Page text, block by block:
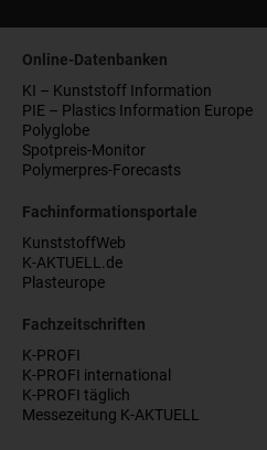
Online-Datenbanken
KI – Kunststoff Information
PIE – Plastics Information Europe
Polyglobe
Spotpreis-Monitor
Polymerpres-Forecasts
Fachinformationsportale
KunststoffWeb
K-AKTUELL.de
Plasteurope
Fachzeitschriften
K-PROFI
K-PROFI international
K-PROFI täglich
Messezeitung K-AKTUELL